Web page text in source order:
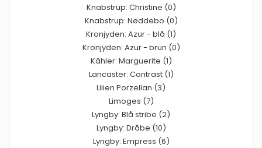
Knabstrup: Christine (0)
Knabstrup: Nøddebo (0)
Kronjyden: Azur - blå (1)
Kronjyden: Azur - brun (0)
Kähler: Marguerite (1)
Lancaster: Contrast (1)
Lilien Porzellan (3)
Limoges (7)
Lyngby: Blå stribe (2)
Lyngby: Dråbe (10)
Lyngby: Empress (6)